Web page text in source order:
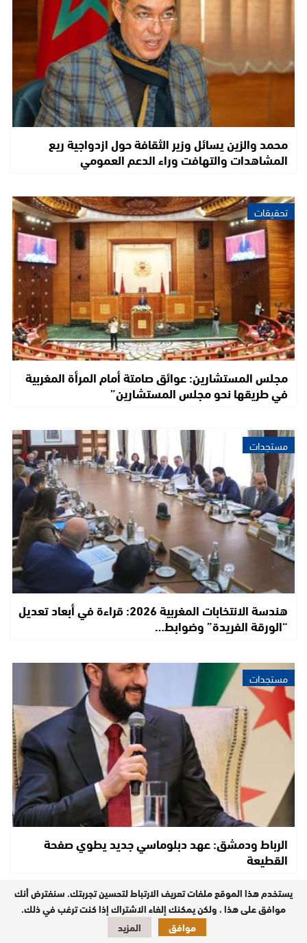
محمد والزين يسائل وزير الثقافة حول ازدواجية ريع
المشاهدات والتهافت وراء الدعم العمومي
تحقيقات
مجلس المستشارين: عوائق صامتة أمام المرأة المغربية
في طريقها نحو مجلس المستشارين”
مستجدات
هندسة الانتخابات المغربية 2026: قراءة في أبعاد تعديل
“الورقة الفريدة” وضوابط…
مستجدات
الرباط ودمشق: عهد دبلوماسي جديد يطوي صفحة
القطيعة
مستجدات
يستخدم هذا الموقع ملفات تعريف الارتباط لتحسين تجربتك. سنفترض أنك
موافق على هذا ، ولكن يمكنك إلغاء الاشتراك إذا كنت ترغب في ذلك.
موافق
المزيد